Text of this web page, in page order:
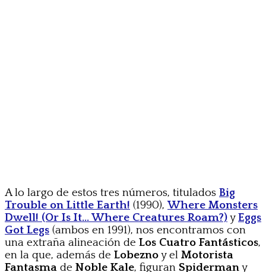
A lo largo de estos tres números, titulados Big
Trouble on Little Earth! (1990),Where Monsters
Dwell! (Or Is It… Where Creatures Roam?)yEggs
Got Legs (ambos en 1991), nos encontramos con
una extraña alineación de Los Cuatro Fantásticos,
en la que, además de Lobeznoy el Motorista
Fantasma de Noble Kale, figuran Spidermany